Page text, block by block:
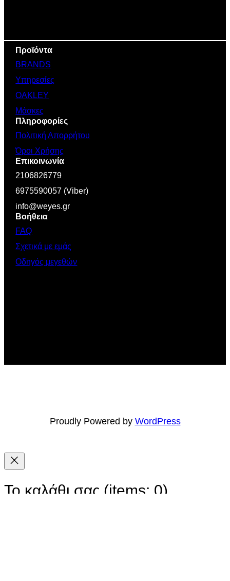
Προϊόντα
BRANDS
Υπηρεσίες
OAKLEY
Μάσκες
Πληροφορίες
Πολιτική Απορρήτου
Όροι Χρήσης
Επικοινωνία
2106826779
6975590057 (Viber)
info@weyes.gr
Βοήθεια
FAQ
Σχετικά με εμάς
Οδηγός μεγεθών
Proudly Powered by WordPress
Το καλάθι σας (items: 0)